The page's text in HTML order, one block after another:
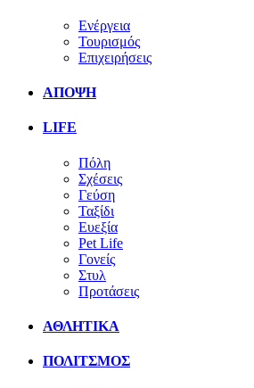
Ενέργεια
Τουρισμός
Επιχειρήσεις
ΑΠΟΨΗ
LIFE
Πόλη
Σχέσεις
Γεύση
Ταξίδι
Ευεξία
Pet Life
Γονείς
Στυλ
Προτάσεις
ΑΘΛΗΤΙΚΑ
ΠΟΛΙΤΣΜΟΣ